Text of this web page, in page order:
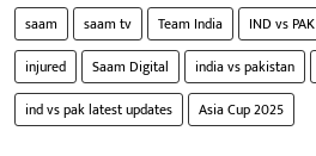
saam saam tv Team India IND vs PAK
injured
Saam Digital india vs pakistan
ind vs pak latest updates
Asia Cup 2025